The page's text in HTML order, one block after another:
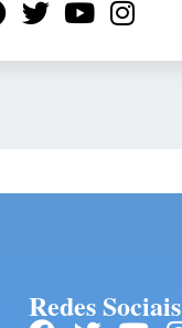
Redes Sociais